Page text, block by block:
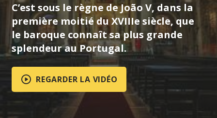
C’est sous le règne de João V, dans la
première moitié du XVIIIe siècle, que
le baroque connaît sa plus grande
splendeur au Portugal.
REGARDER LA VIDÉO